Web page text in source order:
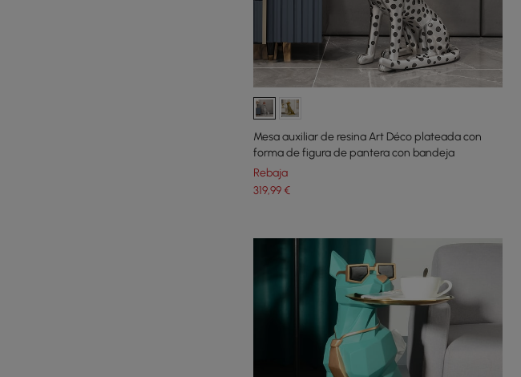
Mesa auxiliar de resina Art Déco plateada con
forma de figura de pantera con bandeja
Rebaja
319,99€